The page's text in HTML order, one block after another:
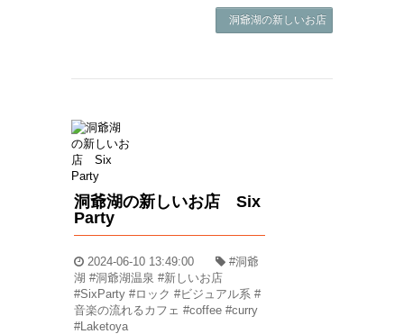
洞爺湖の新しいお店 SIX PARTY
洞爺湖の新しいお店 Six
Party
2024-06-10 13:49:00
#洞爺
湖 #洞爺湖温泉 #新しいお店
#SixParty #ロック #ビジュアル系 #
音楽の流れるカフェ #coffee #curry
#Laketoya